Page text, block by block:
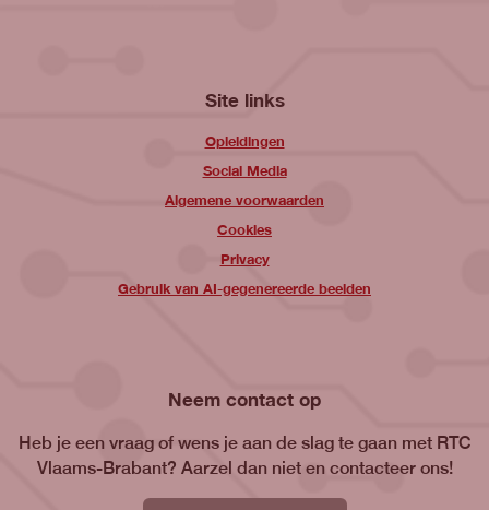
Site links
Opleidingen
Social Media
Algemene voorwaarden
Cookies
Privacy
Gebruik van AI-gegenereerde beelden
Neem contact op
Heb je een vraag of wens je aan de slag te gaan met RTC
Vlaams-Brabant? Aarzel dan niet en contacteer ons!